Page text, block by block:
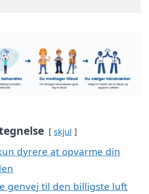
skjul
dyrere at opvarme din
genvej til den billigste luft